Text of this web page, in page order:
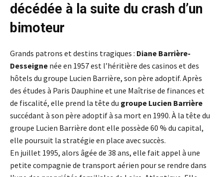
décédée à la suite du crash d’un
bimoteur
Grands patrons et destins tragiques : Diane Barrière-
Desseigne née en 1957 est l’héritière des casinos et des
hôtels du groupe Lucien Barrière, son père adoptif. Après
des études à Paris Dauphine et une Maîtrise de finances et
de fiscalité, elle prend la tête du groupe Lucien Barrière
succédant à son père adoptif à sa mort en 1990. À la tête du
groupe Lucien Barrière dont elle possède 60 % du capital,
elle poursuit la stratégie en place avec succès.
En juillet 1995, alors âgée de 38 ans, elle fait appel à une
petite compagnie de transport aérien pour se rendre dans